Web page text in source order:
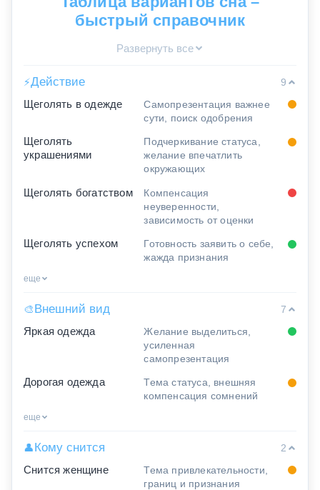
быстрый справочник
Развернуть все
⚡Действие
9
Щеголять в одежде
Самопрезентация важнее
сути, поиск одобрения
Щеголять
украшениями
Подчеркивание статуса,
желание впечатлить
окружающих
Щеголять богатством
Компенсация
неуверенности,
зависимость от оценки
Щеголять успехом
Готовность заявить о себе,
жажда признания
еще
🎨Внешний вид
7
Яркая одежда
Желание выделиться,
усиленная
самопрезентация
Дорогая одежда
Тема статуса, внешняя
компенсация сомнений
еще
👤Кому снится
2
Снится женщине
Тема привлекательности,
границ и признания